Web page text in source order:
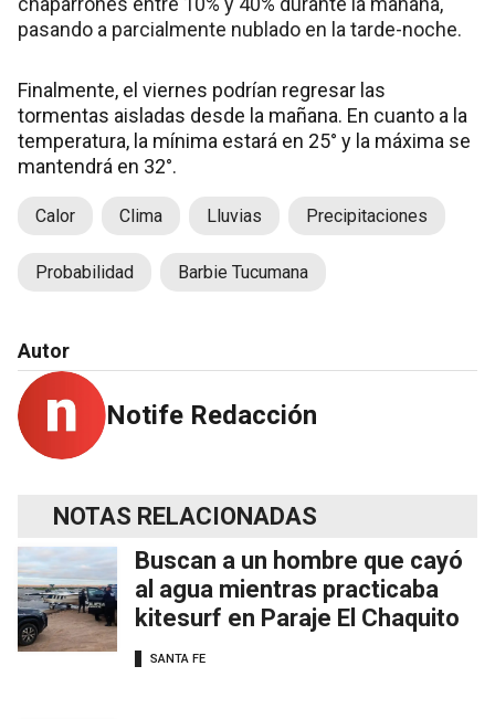
pasando a parcialmente nublado en la tarde-noche.
Finalmente, el viernes podrían regresar las
tormentas aisladas desde la mañana. En cuanto a la
temperatura, la mínima estará en 25° y la máxima se
mantendrá en 32°.
Calor Clima Lluvias Precipitaciones
Probabilidad Barbie Tucumana
Autor
Notife Redacción
NOTAS RELACIONADAS
Buscan a un hombre que cayó
al agua mientras practicaba
kitesurf en Paraje El Chaquito
SANTA FE